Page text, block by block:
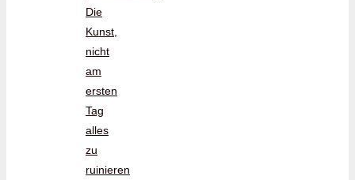
Die
Kunst,
nicht
am
ersten
Tag
alles
zu
ruinieren